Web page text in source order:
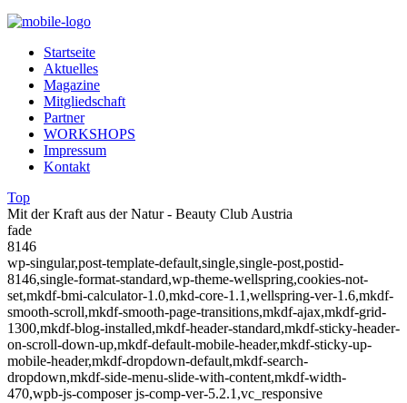
Startseite
Aktuelles
Magazine
Mitgliedschaft
Partner
WORKSHOPS
Impressum
Kontakt
Top
Mit der Kraft aus der Natur - Beauty Club Austria
fade
8146
wp-singular,post-template-default,single,single-post,postid-
8146,single-format-standard,wp-theme-wellspring,cookies-not-
set,mkdf-bmi-calculator-1.0,mkd-core-1.1,wellspring-ver-1.6,mkdf-
smooth-scroll,mkdf-smooth-page-transitions,mkdf-ajax,mkdf-grid-
1300,mkdf-blog-installed,mkdf-header-standard,mkdf-sticky-header-
on-scroll-down-up,mkdf-default-mobile-header,mkdf-sticky-up-
mobile-header,mkdf-dropdown-default,mkdf-search-
dropdown,mkdf-side-menu-slide-with-content,mkdf-width-
470,wpb-js-composer js-comp-ver-5.2.1,vc_responsive